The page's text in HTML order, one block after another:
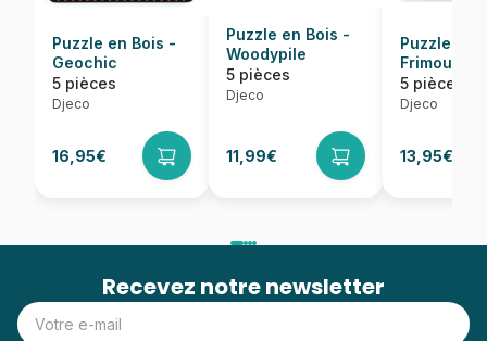
Puzzle en Bois -
Geochic
5 pièces
Djeco
16,95€
Puzzle en Bois -
Woodypile
5 pièces
Djeco
11,99€
Puzzle en
Frimours
5 pièces
Djeco
13,95€
Recevez notre newsletter